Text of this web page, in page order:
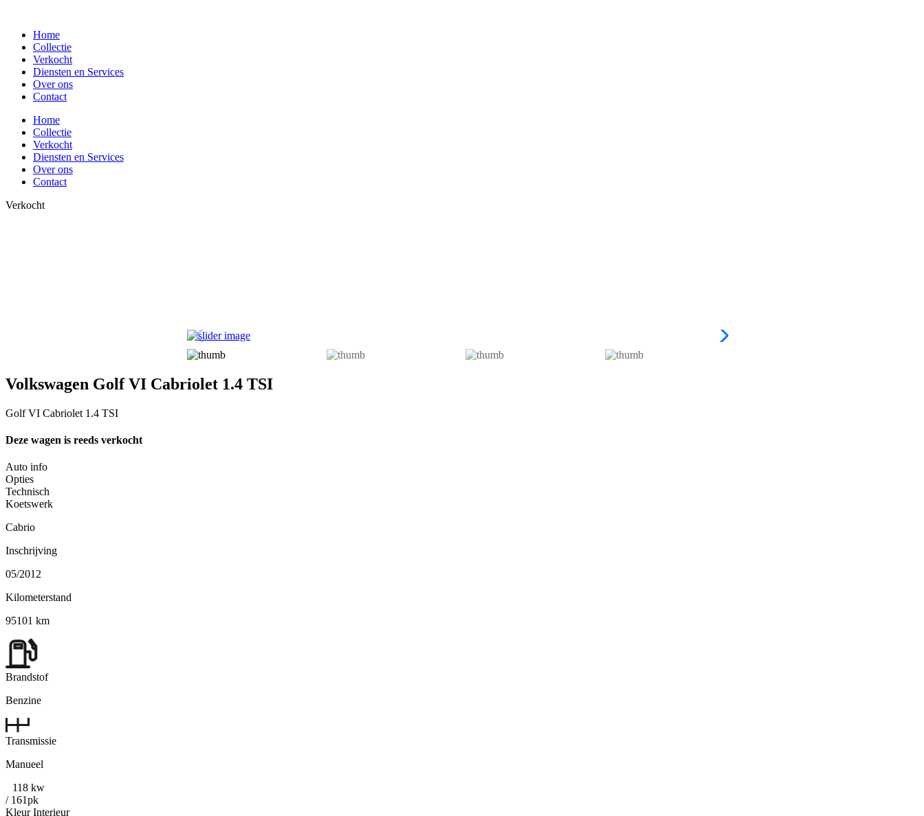
inhoud
Home
Collectie
Verkocht
Diensten en Services
Over ons
Contact
Home
Collectie
Verkocht
Diensten en Services
Over ons
Contact
Verkocht
Volkswagen Golf VI Cabriolet 1.4 TSI
Golf VI Cabriolet 1.4 TSI
Deze wagen is reeds verkocht
Auto info
Opties
Technisch
Koetswerk
Cabrio
Inschrijving
05/2012
Kilometerstand
95101 km
Brandstof
Benzine
Transmissie
Manueel
118 kw
/ 161pk
Kleur Interieur